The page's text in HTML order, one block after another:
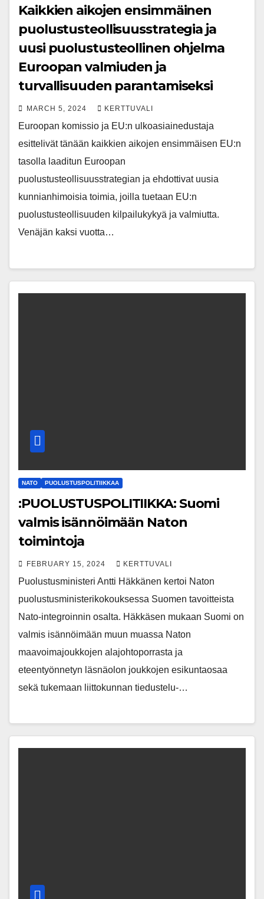
Kaikkien aikojen ensimmäinen
puolustusteollisuusstrategia ja
uusi puolustusteollinen ohjelma
Euroopan valmiuden ja
turvallisuuden parantamiseksi
MARCH 5, 2024 KERTTUVALI
Euroopan komissio ja EU:n ulkoasiainedustaja
esittelivät tänään kaikkien aikojen ensimmäisen EU:n
tasolla laaditun Euroopan
puolustusteollisuusstrategian ja ehdottivat uusia
kunnianhimoisia toimia, joilla tuetaan EU:n
puolustusteollisuuden kilpailukykyä ja valmiutta.
Venäjän kaksi vuotta…
NATO PUOLUSTUSPOLITIIKKAA
:PUOLUSTUSPOLITIIKKA: Suomi
valmis isännöimään Naton
toimintoja
FEBRUARY 15, 2024 KERTTUVALI
Puolustusministeri Antti Häkkänen kertoi Naton
puolustusministerikokouksessa Suomen tavoitteista
Nato-integroinnin osalta. Häkkäsen mukaan Suomi on
valmis isännöimään muun muassa Naton
maavoimajoukkojen alajohtoporrasta ja
eteentyönnetyn läsnäolon joukkojen esikuntaosaa
sekä tukemaan liittokunnan tiedustelu-…